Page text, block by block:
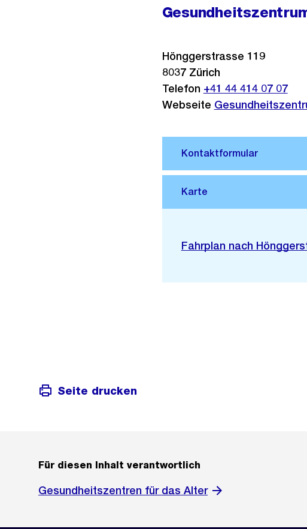
Externer
Fahrplan nach
Hönggerstrasse 119
8037 Zürich
Telefon +41 44 414 07 07
Webseite
Seite drucken
Für diesen Inhalt verantwortlich
Gesundheitszentren für das Alter